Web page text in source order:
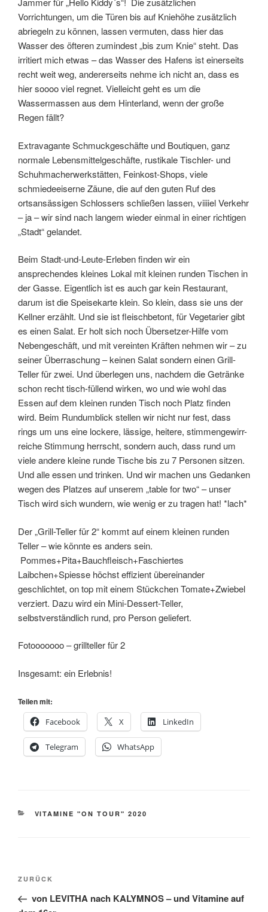
Vorrichtungen, um die Türen bis auf Kniehöhe zusätzlich
abriegeln zu können, lassen vermuten, dass hier das
Wasser des öfteren zumindest „bis zum Knie“ steht. Das
irritiert mich etwas – das Wasser des Hafens ist einerseits
recht weit weg, andererseits nehme ich nicht an, dass es
hier soooo viel regnet. Vielleicht geht es um die
Wassermassen aus dem Hinterland, wenn der große
Regen fällt?
Extravagante Schmuckgeschäfte und Boutiquen, ganz
normale Lebensmittelgeschäfte, rustikale Tischler- und
Schuhmacherwerkstätten, Feinkost-Shops, viele
schmiedeeiserne Zäune, die auf den guten Ruf des
ortsansässigen Schlossers schließen lassen, viiiiel Verkehr
– ja – wir sind nach langem wieder einmal in einer richtigen
„Stadt“ gelandet.
Beim Stadt-und-Leute-Erleben finden wir ein
ansprechendes kleines Lokal mit kleinen runden Tischen in
der Gasse. Eigentlich ist es auch gar kein Restaurant,
darum ist die Speisekarte klein. So klein, dass sie uns der
Kellner erzählt. Und sie ist fleischbetont, für Vegetarier gibt
es einen Salat. Er holt sich noch Übersetzer-Hilfe vom
Nebengeschäft, und mit vereinten Kräften nehmen wir – zu
seiner Überraschung – keinen Salat sondern einen Grill-
Teller für zwei. Und überlegen uns, nachdem die Getränke
schon recht tisch-füllend wirken, wo und wie wohl das
Essen auf dem kleinen runden Tisch noch Platz finden
wird. Beim Rundumblick stellen wir nicht nur fest, dass
rings um uns eine lockere, lässige, heitere, stimmengewirr-
reiche Stimmung herrscht, sondern auch, dass rund um
viele andere kleine runde Tische bis zu 7 Personen sitzen.
Und alle essen und trinken. Und wir machen uns Gedanken
wegen des Platzes auf unserem „table for two“ – unser
Tisch wird sich wundern, wie wenig er zu tragen hat! *lach*
Der „Grill-Teller für 2“ kommt auf einem kleinen runden
Teller – wie könnte es anders sein.
Pommes+Pita+Bauchfleisch+Faschiertes
Laibchen+Spiesse höchst effizient übereinander
geschlichtet, on top mit einem Stückchen Tomate+Zwiebel
verziert. Dazu wird ein Mini-Dessert-Teller,
selbstverständlich rund, pro Person geliefert.
Fotooooooo – grillteller für 2
Insgesamt: ein Erlebnis!
Teilen mit:
Facebook
X LinkedIn
Telegram WhatsApp
KATEGORIEN
VITAMINE "ON TOUR" 2020
Beitragsnavigation
Vorheriger
Beitrag
ZURÜCK
von LEVITHA nach KALYMNOS – und Vitamine auf